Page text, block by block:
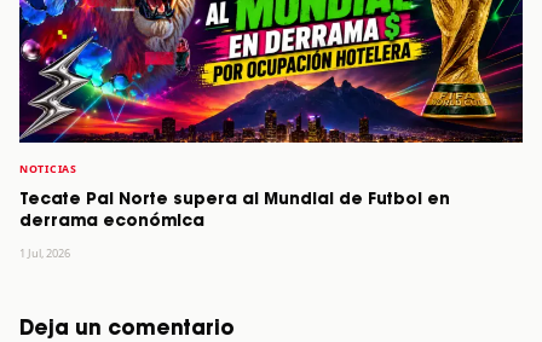
NOTICIAS
Tecate Pal Norte supera al Mundial de Futbol en
derrama económica
1 Jul, 2026
Deja un comentario